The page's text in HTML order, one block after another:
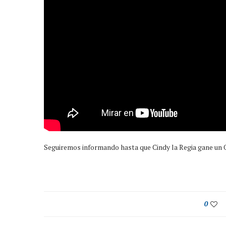
Seguiremos informando hasta que Cindy la Regia gane un
0